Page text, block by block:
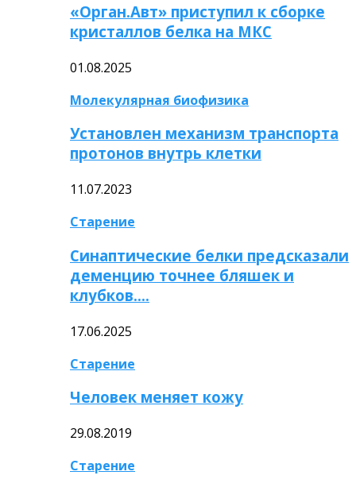
«Орган.Авт» приступил к сборке
кристаллов белка на МКС
01.08.2025
Молекулярная биофизика
Установлен механизм транспорта
протонов внутрь клетки
11.07.2023
Старение
Синаптические белки предсказали
деменцию точнее бляшек и
клубков….
17.06.2025
Старение
Человек меняет кожу
29.08.2019
Старение